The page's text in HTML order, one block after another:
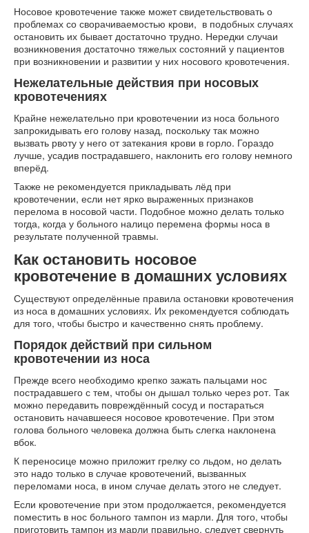
Носовое кровотечение также может свидетельствовать о
проблемах со сворачиваемостью крови, в подобных случаях
остановить их бывает достаточно трудно. Нередки случаи
возникновения достаточно тяжелых состояний у пациентов
при возникновении и развитии у них носового кровотечения.
Нежелательные действия при носовых
кровотечениях
Крайне нежелательно при кровотечении из носа больного
запрокидывать его голову назад, поскольку так можно
вызвать рвоту у него от затекания крови в горло. Гораздо
лучше, усадив пострадавшего, наклонить его голову немного
вперёд.
Также не рекомендуется прикладывать лёд при
кровотечении, если нет ярко выраженных признаков
перелома в носовой части. Подобное можно делать только
тогда, когда у больного налицо перемена формы носа в
результате полученной травмы.
Как остановить носовое
кровотечение в домашних условиях
Существуют определённые правила остановки кровотечения
из носа в домашних условиях. Их рекомендуется соблюдать
для того, чтобы быстро и качественно снять проблему.
Порядок действий при сильном
кровотечении из носа
Прежде всего необходимо крепко зажать пальцами нос
пострадавшего с тем, чтобы он дышал только через рот. Так
можно передавить повреждённый сосуд и постараться
остановить начавшееся носовое кровотечение. При этом
голова больного человека должна быть слегка наклонена
вбок.
К переносице можно приложит грелку со льдом, но делать
это надо только в случае кровотечений, вызванных
переломами носа, в ином случае делать этого не следует.
Если кровотечение при этом продолжается, рекомендуется
поместить в нос больного тампон из марли. Для того, чтобы
приготовить тампон из марли правильно, следует свернуть